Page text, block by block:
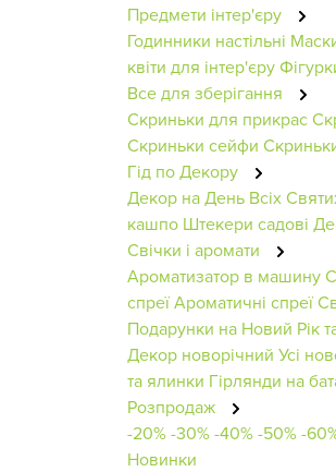
Предмети інтер'єру
Годинники настільні
квіти для інтер'єру
Все для зберігання
Скриньки для прикрас
Скриньки сейфи
Гід по Декору
Декор на День Всіх
кашпо Штекери садові
Свічки і аромати
Ароматизатор в машину
спреїАроматичні спреї
Подарунки на Новий Рік
Декор новорічний Усі
та ялинки Гірлянди на
Розпродаж
-20%-30%-40%-50%-
Новинки